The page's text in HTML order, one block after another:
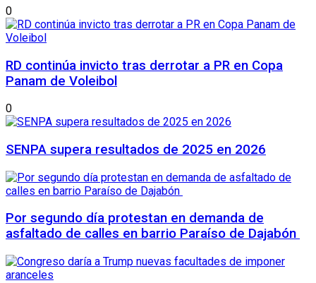
0
RD continúa invicto tras derrotar a PR en Copa
Panam de Voleibol
0
SENPA supera resultados de 2025 en 2026
Por segundo día protestan en demanda de
asfaltado de calles en barrio Paraíso de Dajabón